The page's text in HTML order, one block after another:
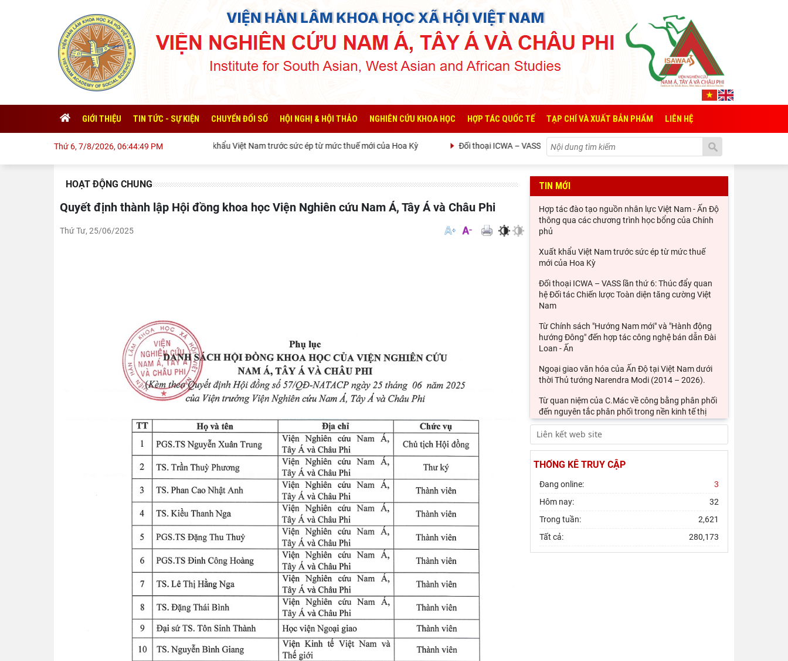
GIỚI THIỆU TIN TỨC - SỰ KIỆN CHUYỂN ĐỔI SỐ HỘI NGHỊ & HỘI THẢO NGHIÊN CỨU KHOA HỌC HỢP TÁC QUỐC TẾ TẠP CHÍ VÀ XUẤT BẢN PHẨM LIÊN HỆ
Thứ 6, 7/8/2026, 06:44:50 PM Xuất khẩu Việt Nam trước sức ép từ mức thuế mới của Hoa Kỳ Đối thoại ICWA – VASS lần thứ 6: Thúc đẩy quan hệ Đối tác Chiến lược Toàn diện tăng cường
HOẠT ĐỘNG CHUNG
Quyết định thành lập Hội đồng khoa học Viện Nghiên cứu Nam Á, Tây Á và Châu Phi
Thứ Tư, 25/06/2025
TIN MỚI
Hợp tác đào tạo nguồn nhân lực Việt Nam - Ấn Độ
thông qua các chương trình học bổng của Chính
phủ
Xuất khẩu Việt Nam trước sức ép từ mức thuế
mới của Hoa Kỳ
Đối thoại ICWA – VASS lần thứ 6: Thúc đẩy quan
hệ Đối tác Chiến lược Toàn diện tăng cường Việt
Nam
Từ Chính sách "Hướng Nam mới" và "Hành động
hướng Đông" đến hợp tác công nghệ bán dẫn Đài
Loan - Ấn
Ngoại giao văn hóa của Ấn Độ tại Việt Nam dưới
thời Thủ tướng Narendra Modi (2014 – 2026).
Từ quan niệm của C.Mác về công bằng phân phối
đến nguyên tắc phân phối trong nền kinh tế thị
trường
Đổi mới công tác kiểm tra, giám sát tại Chi bộ Viện
quan điểm của C.Mác và sự vận dụng ở Việt Nam
thời
Phát triển thị trường carbon: Kinh nghiệm quốc tế
THỐNG KÊ TRUY CẬP
Đang online:
3
Hôm nay:
32
Trong tuần:
2,621
Tất cả:
280,173